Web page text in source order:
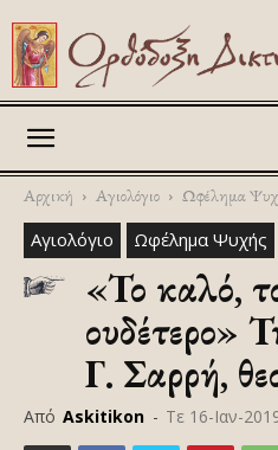
Αρχική Αγιολόγιο Ωφέλημα
Αγιολόγιο Ωφέλημα Ψυχής
«Το καλό,
ουδέτερο»
Γ. Σαρρή,
Από Askitikon - Τε 16-Ιαν-